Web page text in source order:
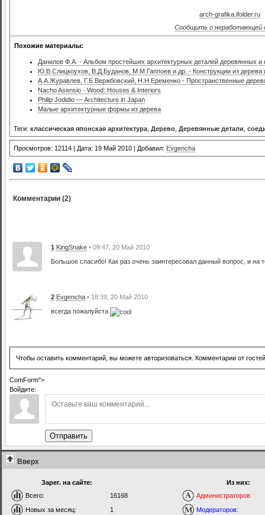
arch-grafika.ifolder.ru
Сообщить о неработающей
Похожие материалы:
Данилов Ф.А. - Альбом простейших архитектурных деталей деревянных и
Ю.В.Слицкоухов, В.Д.Буданов, М.М.Гаппоев и др. - Конструкции из дерева
А.А.Журавлев, Г.Б.Вержбовский, Н.Н.Еременко - Пространственные
Nacho Asensio - Wood: Houses & Interiors
Philip Jodidio — Architecture in Japan
Малые архитектурные формы из дерева
Теги: классическая японская архитектура Дерево Деревянные детали
Просмотров: 12114 | Дата: 19 Май 2010 | Добавил: Evgencha
Комментарии (2)
1 KingSnake • 09:47, 20 Май 2010
Большое спасибо! Как раз очень заинтересовал данный вопрос, и на
2 Evgencha • 18:39, 20 Май 2010
всегда пожалуйста
Чтобы оставить комментарий, вы можете авторизоваться. Комментарии от
ComForm">
Войдите:
Отправить
Вверх
Зарег. на сайте:
Всего:
16168
Новых за месяц:
1
Из них:
Администраторов:
Модераторов: